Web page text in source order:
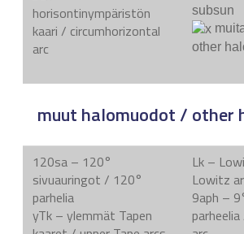
horisontinympäristön
kaari / circumhorizontal
arc
subsun
other
muut halomuodot / other
120sa – 120°
sivuauringot / 120°
parhelia
yTk – ylemmät Tapen
Lk –
Lowitz
9aph –